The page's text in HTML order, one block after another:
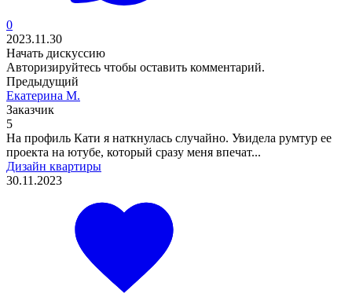
0
2023.11.30
Начать дискуссию
Авторизируйтесь чтобы оставить комментарий.
Предыдущий
Екатерина М.
Заказчик
5
На профиль Кати я наткнулась случайно. Увидела румтур ее
проекта на ютубе, который сразу меня впечат...
Дизайн квартиры
30.11.2023